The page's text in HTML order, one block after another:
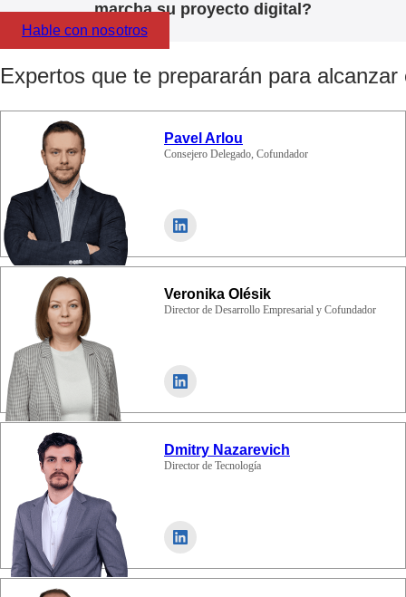
marcha su proyecto digital?
Hable con nosotros
Expertos que te prepararán para alcanzar
Pavel Arlou
Consejero Delegado, Cofundador
Veronika Olésik
Director de Desarrollo Empresarial y Cofundador
Dmitry Nazarevich
Director de Tecnología